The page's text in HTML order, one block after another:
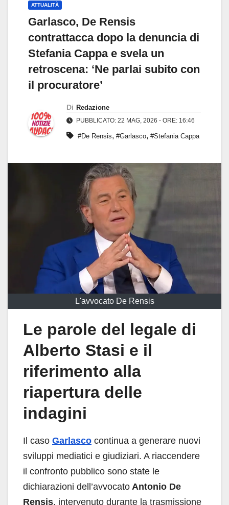
ATTUALITÀ
Garlasco, De Rensis
contrattacca dopo la denuncia di
Stefania Cappa e svela un
retroscena: ‘Ne parlai subito con
il procuratore’
Di Redazione
PUBBLICATO: 22 MAG, 2026 - ORE: 16:46
#De Rensis, #Garlasco, #Stefania Cappa
L'avvocato De Rensis
Le parole del legale di
Alberto Stasi e il
riferimento alla
riapertura delle
indagini
Il caso Garlasco continua a generare nuovi
sviluppi mediatici e giudiziari. A riaccendere
il confronto pubblico sono state le
dichiarazioni dell’avvocato Antonio De
Rensis, intervenuto durante la trasmissione